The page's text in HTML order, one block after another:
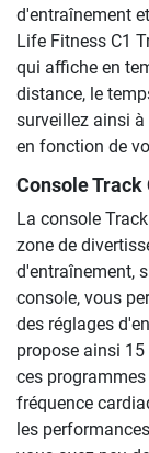
d'entraînement
Life Fitness C1
qui affiche en
distance, le
surveillez ainsi
en fonction de
Console
La console
zone de
d'entraînement,
console, vous
des réglages
propose ainsi
ces
fréquence
les